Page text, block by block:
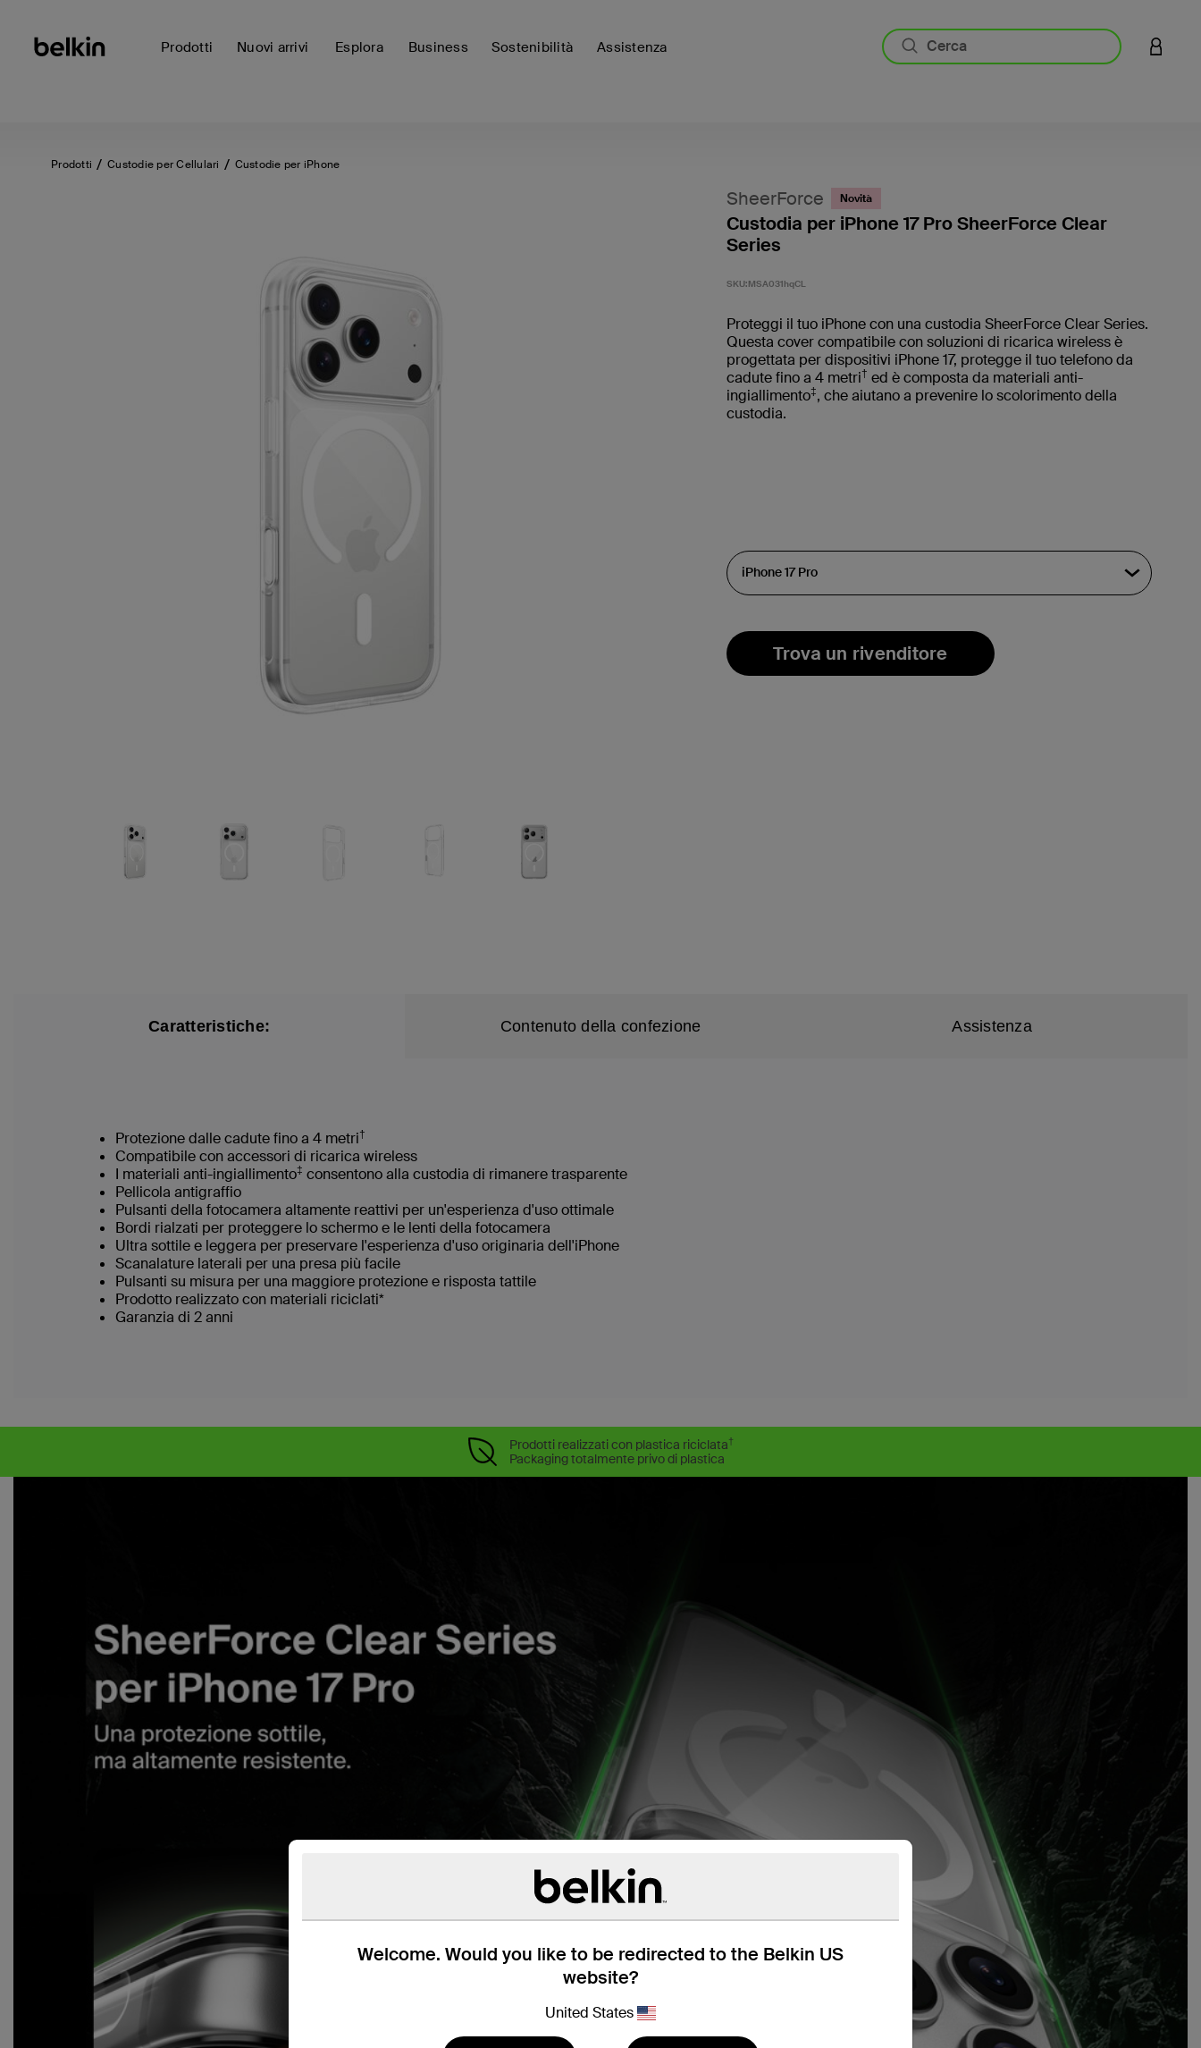
Prodotti Nuovi arrivi Esplora Business Sostenibilità Assistenza
Welcome. Would you like to be redirected to the Belkin US
website?
United States
Prodotti Custodie per Cellulari Custodie per iPhone
SheerForce Novità
Custodia per iPhone 17 Pro SheerForce Clear
Series
SKU:MSA031hqCL
Proteggi il tuo iPhone con una custodia SheerForce Clear Series.
Questa cover compatibile con soluzioni di ricarica wireless è
progettata per dispositivi iPhone 17, protegge il tuo telefono da
cadute fino a 4 metri† ed è composta da materiali anti-
ingiallimento‡, che aiutano a prevenire lo scolorimento della
custodia.
Trova un rivenditore
Caratteristiche: Contenuto della confezione Assistenza
Protezione dalle cadute fino a 4 metri†
Compatibile con accessori di ricarica wireless
I materiali anti-ingiallimento‡ consentono alla custodia di rimanere trasparente
Pellicola antigraffio
Pulsanti della fotocamera altamente reattivi per un'esperienza d'uso ottimale
Bordi rialzati per proteggere lo schermo e le lenti della fotocamera
Ultra sottile e leggera per preservare l'esperienza d'uso originaria dell'iPhone
Scanalature laterali per una presa più facile
Pulsanti su misura per una maggiore protezione e risposta tattile
Prodotto realizzato con materiali riciclati*
Garanzia di 2 anni
Prodotti realizzati con plastica riciclata†
Packaging totalmente privo di plastica